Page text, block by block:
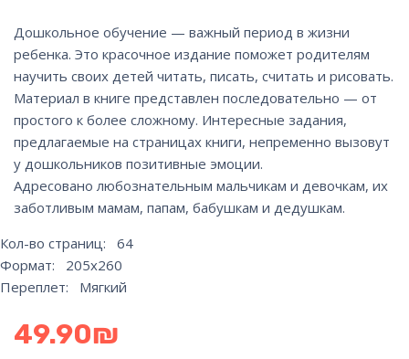
Дошкольное обучение — важный период в жизни
ребенка. Это красочное издание поможет родителям
научить своих детей читать, писать, считать и рисовать.
Материал в книге представлен последовательно — от
простого к более сложному. Интересные задания,
предлагаемые на страницах книги, непременно вызовут
у дошкольников позитивные эмоции.
Адресовано любознательным мальчикам и девочкам, их
заботливым мамам, папам, бабушкам и дедушкам.
Кол-во страниц: 64
Формат: 205х260
Переплет: Мягкий
49.90₪